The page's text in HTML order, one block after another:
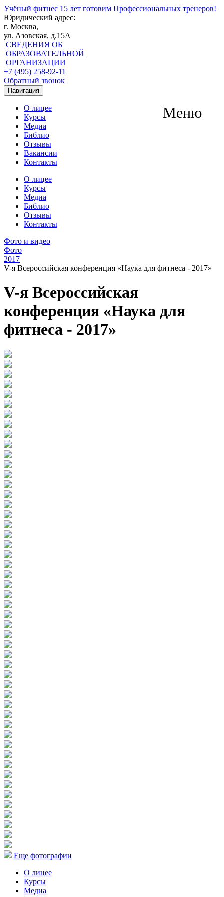
Учёный фитнес 15 лет готовим Профессиональных тренеров!
Юридический адрес:
г. Москва,
ул. Азовская, д.15А
СВЕДЕНИЯ ОБ
ОБРАЗОВАТЕЛЬНОЙ
ОРГАНИЗАЦИИ
+7 (495) 258-92-11
Обратный звонок
Навигация
Меню
О лицее
Курсы
Медиа
Библио
Отзывы
Вакансии
Контакты
О лицее
Курсы
Медиа
Библио
Отзывы
Контакты
Фото и видео
Фото
2017
V-я Всероссийская конференция «Наука для фитнеса - 2017»
V-я Всероссийская
конференция «Наука для
фитнеса - 2017»
Еще фотографии
О лицее
Курсы
Медиа